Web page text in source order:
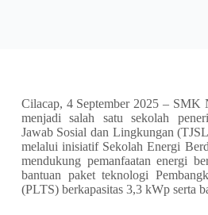
Cilacap, 4 September 2025 – SMK
menjadi salah satu sekolah
Jawab Sosial dan Lingkungan
melalui inisiatif Sekolah Energi
mendukung pemanfaatan energi
bantuan paket teknologi
(PLTS) berkapasitas 3,3 kWp serta